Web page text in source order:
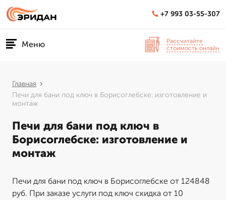
+7 993 03-55-307
Меню
Рассчитайте
стоимость онлайн
Главная
Печи для бани под ключ в Борисоглебске: изготовление и
монтаж
Печи для бани под ключ в
Борисоглебске: изготовление и
монтаж
Печи для бани под ключ в Борисоглебске от 124848
руб. При заказе услуги под ключ скидка от 10